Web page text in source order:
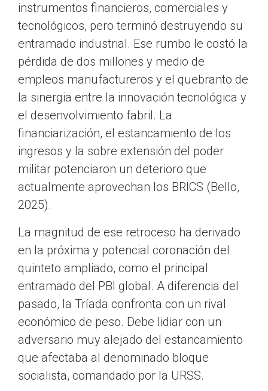
instrumentos financieros, comerciales y
tecnológicos, pero terminó destruyendo su
entramado industrial. Ese rumbo le costó la
pérdida de dos millones y medio de
empleos manufactureros y el quebranto de
la sinergia entre la innovación tecnológica y
el desenvolvimiento fabril. La
financiarización, el estancamiento de los
ingresos y la sobre extensión del poder
militar potenciaron un deterioro que
actualmente aprovechan los BRICS (Bello,
2025).
La magnitud de ese retroceso ha derivado
en la próxima y potencial coronación del
quinteto ampliado, como el principal
entramado del PBI global. A diferencia del
pasado, la Tríada confronta con un rival
económico de peso. Debe lidiar con un
adversario muy alejado del estancamiento
que afectaba al denominado bloque
socialista, comandado por la URSS.